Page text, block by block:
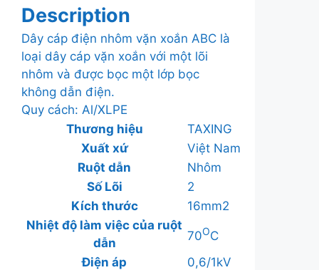
Description
Dây cáp điện nhôm vặn xoắn ABC là
loại dây cáp vặn xoắn với một lõi
nhôm và được bọc một lớp bọc
không dẫn điện.
Quy cách: Al/XLPE
Thương hiệu
TAXING
Xuất xứ
Việt Nam
Ruột dẫn
Nhôm
Số Lõi
2
Kích thước
16mm2
Nhiệt độ làm việc của ruột
dẫn
70OC
Điện áp
0,6/1kV